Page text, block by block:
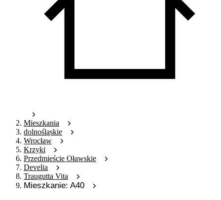
Mieszkania
dolnośląskie
Wrocław
Krzyki
Przedmieście Oławskie
Develia
Traugutta Vita
Mieszkanie: A40